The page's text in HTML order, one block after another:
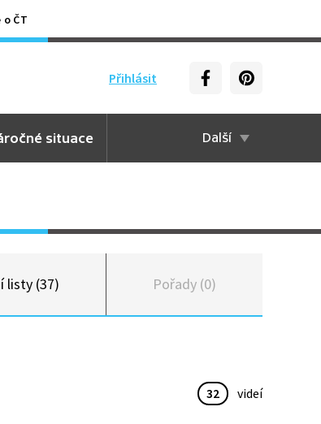
o ČT
Přihlásit
situace Další
listy (37) Pořady (0)
32 videí